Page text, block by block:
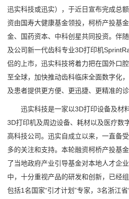
迅实科技或迅实），于近日宣布完成总
资由国寿大健康基金领投，柯桥产投基
金、国药资本、中科创星共同投资。伴
及公司新一代齿科专业3D打印机
侣的上市，迅实科技将着力把在国外口
至全球，加快推动齿科临床全面数字化
及患者提供更方便、更迅捷、更精准的诊
迅实科技是一家以3D打印设备及材
3D打印机及周边设备、耗材以及医疗数
高科技公司。迅实自成立以来，一直备
多的关注和支持。本轮融资柯桥产投基
了当地政府产业引导基金对本地人才企
中，十分重视产品的研发和创新，已经
包括1名国家“引才计划”专家，3名浙江